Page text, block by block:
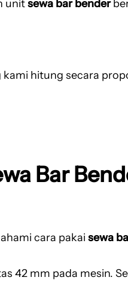
unitsewa bar bender
hitung secara
Bar
cara pakai sewa
42 mm pada mesin.